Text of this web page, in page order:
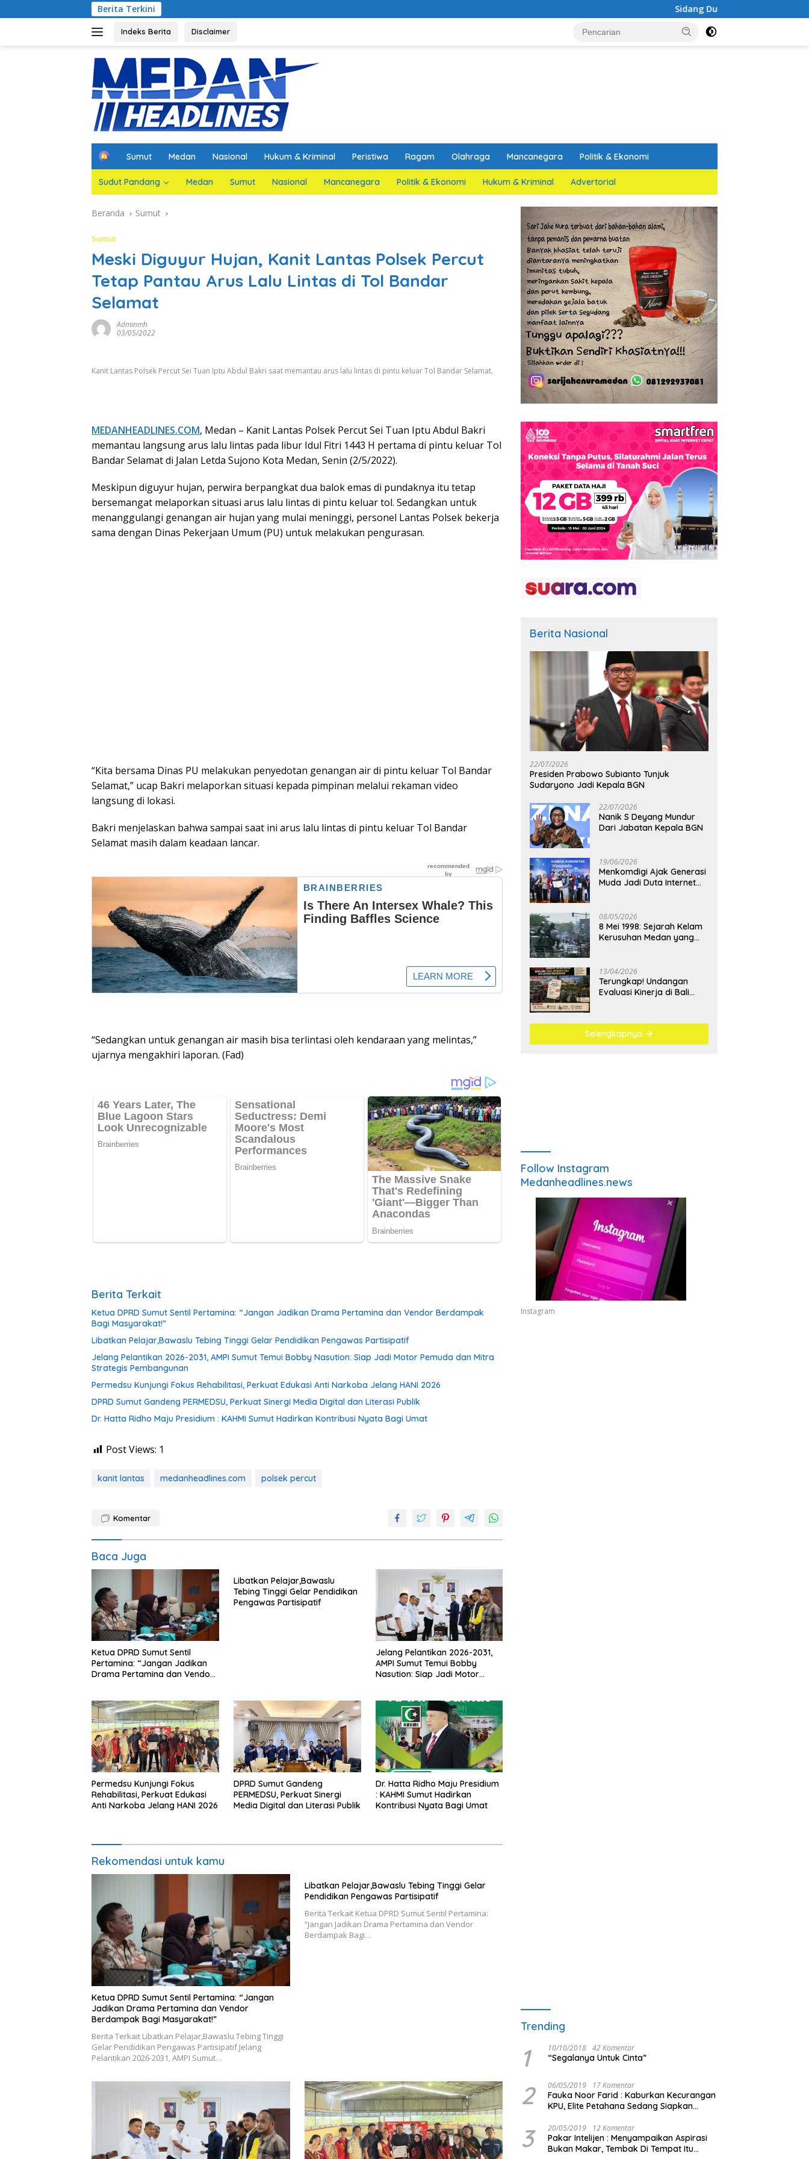
ke
Berita Terkini Sidang Dugaan Korupsi Waterfront City Samosir:
Indeks Berita Disclaimer
H
m
e
Sumut Medan Nasional Hukum & Kriminal Peristiwa Ragam Olahraga Mancanegara Politik & Ekonomi
Sudut Pandang Medan Sumut Nasional Mancanegara Politik & Ekonomi Hukum & Kriminal Advertorial
Beranda Sumut
Sumut
Meski Diguyur Hujan, Kanit Lantas Polsek Percut
Tetap Pantau Arus Lalu Lintas di Tol Bandar
Selamat
Adminmh
03/05/2022
Kanit Lantas Polsek Percut Sei Tuan Iptu Abdul Bakri saat memantau arus lalu lintas di pintu keluar Tol Bandar Selamat.
MEDANHEADLINES.COM, Medan – Kanit Lantas Polsek Percut Sei Tuan Iptu Abdul Bakri
memantau langsung arus lalu lintas pada libur Idul Fitri 1443 H pertama di pintu keluar Tol
Bandar Selamat di Jalan Letda Sujono Kota Medan, Senin (2/5/2022).
Meskipun diguyur hujan, perwira berpangkat dua balok emas di pundaknya itu tetap
bersemangat melaporkan situasi arus lalu lintas di pintu keluar tol. Sedangkan untuk
menanggulangi genangan air hujan yang mulai meninggi, personel Lantas Polsek bekerja
sama dengan Dinas Pekerjaan Umum (PU) untuk melakukan pengurasan.
“Kita bersama Dinas PU melakukan penyedotan genangan air di pintu keluar Tol Bandar
Selamat,” ucap Bakri melaporkan situasi kepada pimpinan melalui rekaman video
langsung di lokasi.
Bakri menjelaskan bahwa sampai saat ini arus lalu lintas di pintu keluar Tol Bandar
Selamat masih dalam keadaan lancar.
“Sedangkan untuk genangan air masih bisa terlintasi oleh kendaraan yang melintas,”
ujarnya mengakhiri laporan. (Fad)
Berita Terkait
Ketua DPRD Sumut Sentil Pertamina: “Jangan Jadikan Drama Pertamina dan Vendor Berdampak
Bagi Masyarakat!”
Libatkan Pelajar,Bawaslu Tebing Tinggi Gelar Pendidikan Pengawas Partisipatif
Jelang Pelantikan 2026-2031, AMPI Sumut Temui Bobby Nasution: Siap Jadi Motor Pemuda dan Mitra
Strategis Pembangunan
Permedsu Kunjungi Fokus Rehabilitasi, Perkuat Edukasi Anti Narkoba Jelang HANI 2026
DPRD Sumut Gandeng PERMEDSU, Perkuat Sinergi Media Digital dan Literasi Publik
Dr. Hatta Ridho Maju Presidium : KAHMI Sumut Hadirkan Kontribusi Nyata Bagi Umat
Post Views: 1
kanit lantas medanheadlines.com polsek percut
Komentar
Baca Juga
Ketua DPRD Sumut Sentil
Pertamina: “Jangan Jadikan
Drama Pertamina dan Vendor
Libatkan Pelajar,Bawaslu
Tebing Tinggi Gelar Pendidikan
Pengawas Partisipatif
Jelang Pelantikan 2026-2031,
AMPI Sumut Temui Bobby
Nasution: Siap Jadi Motor
Permedsu Kunjungi Fokus
Rehabilitasi, Perkuat Edukasi
Anti Narkoba Jelang HANI 2026
DPRD Sumut Gandeng
PERMEDSU, Perkuat Sinergi
Media Digital dan Literasi Publik
Dr. Hatta Ridho Maju Presidium
: KAHMI Sumut Hadirkan
Kontribusi Nyata Bagi Umat
Rekomendasi untuk kamu
Ketua DPRD Sumut Sentil Pertamina: “Jangan
Jadikan Drama Pertamina dan Vendor
Berdampak Bagi Masyarakat!”
Berita Terkait Libatkan Pelajar,Bawaslu Tebing Tinggi
Gelar Pendidikan Pengawas Partisipatif Jelang
Pelantikan 2026-2031, AMPI Sumut…
Libatkan Pelajar,Bawaslu Tebing Tinggi Gelar
Pendidikan Pengawas Partisipatif
Berita Terkait Ketua DPRD Sumut Sentil Pertamina:
“Jangan Jadikan Drama Pertamina dan Vendor
Berdampak Bagi…
Berita Nasional
22/07/2026
Presiden Prabowo Subianto Tunjuk
Sudaryono Jadi Kepala BGN
22/07/2026
Nanik S Deyang Mundur
Dari Jabatan Kepala BGN
19/06/2026
Menkomdigi Ajak Generasi
Muda Jadi Duta Internet
08/05/2026
8 Mei 1998: Sejarah Kelam
Kerusuhan Medan yang
13/04/2026
Terungkap! Undangan
Evaluasi Kinerja di Bali
Mengular
Selengkapnya
Follow Instagram
Medanheadlines.news
Instagram
Trending
1 10/10/2018 42 Komentar
“Segalanya Untuk Cinta”
2 06/05/2019 17 Komentar
Fauka Noor Farid : Kaburkan Kecurangan
KPU, Elite Petahana Sedang Siapkan
3 20/05/2019 12 Komentar
Pakar Intelijen : Menyampaikan Aspirasi
Bukan Makar, Tembak Di Tempat Itu